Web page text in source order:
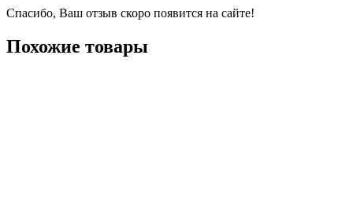
Спасибо, Ваш отзыв скоро появится на сайте!
Похожие товары